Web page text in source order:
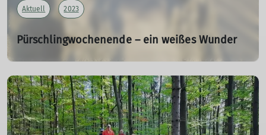
Aktuell 2023
Pürschlingwochenende – ein weißes Wunder
Traditionelle Hüttenweihnacht auf dem August-Schuster-
01.12.2023
Der Wetterbericht hatte für unser traditionelles
Wochenende viel Schnee vorhergesagt. Das sollte sich
auch bewahrheiten.